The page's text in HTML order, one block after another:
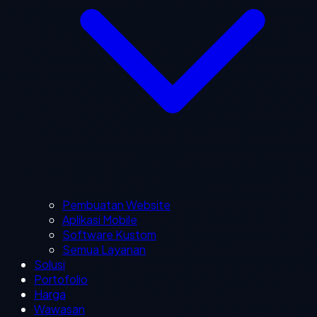
Pembuatan Website
Aplikasi Mobile
Software Kustom
Semua Layanan
Solusi
Portofolio
Harga
Wawasan